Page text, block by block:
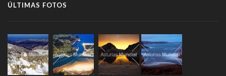
ÚLTIMAS FOTOS